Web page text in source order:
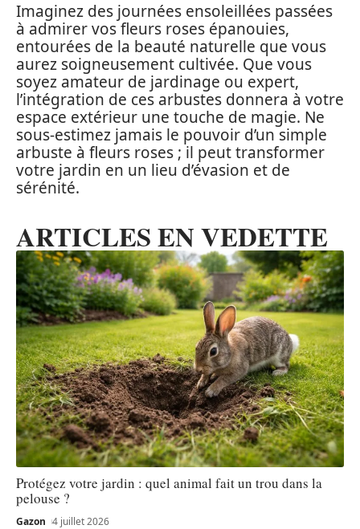
Imaginez des journées ensoleillées passées
à admirer vos fleurs roses épanouies,
entourées de la beauté naturelle que vous
aurez soigneusement cultivée. Que vous
soyez amateur de jardinage ou expert,
l’intégration de ces arbustes donnera à votre
espace extérieur une touche de magie. Ne
sous-estimez jamais le pouvoir d’un simple
arbuste à fleurs roses ; il peut transformer
votre jardin en un lieu d’évasion et de
sérénité.
ARTICLES EN VEDETTE
Protégez votre jardin : quel animal fait un trou dans la
pelouse ?
Gazon 4 juillet 2026